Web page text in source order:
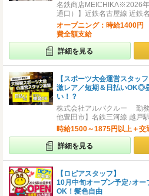
名鉄商店MEICHIKA※2026
通口）】近鉄名古屋線 近鉄
オープニング：時給1400
費全額支給
詳細を見る
【スポーツ大会運営スタッフ
激レア／短期＆日払いOK◎
い！？
株式会社アルバクルー 勤
他豊田市】名鉄三河線 越戸
時給1500～1875円以上＋交
詳細を見る
【ロピアスタッフ】
10月中旬オープン予定♪オ
OK！髪色自由